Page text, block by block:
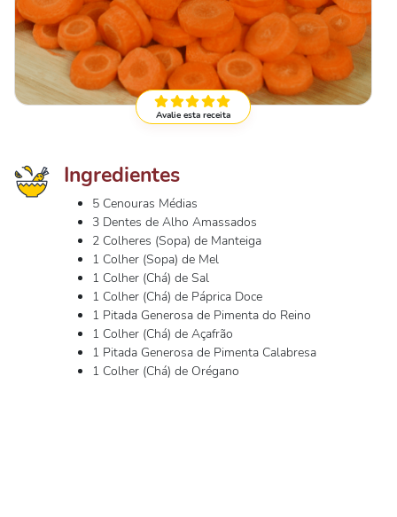
Avalie esta receita
Ingredientes
5 Cenouras Médias
3 Dentes de Alho Amassados
2 Colheres (Sopa) de Manteiga
1 Colher (Sopa) de Mel
1 Colher (Chá) de Sal
1 Colher (Chá) de Páprica Doce
1 Pitada Generosa de Pimenta do Reino
1 Colher (Chá) de Açafrão
1 Pitada Generosa de Pimenta Calabresa
1 Colher (Chá) de Orégano